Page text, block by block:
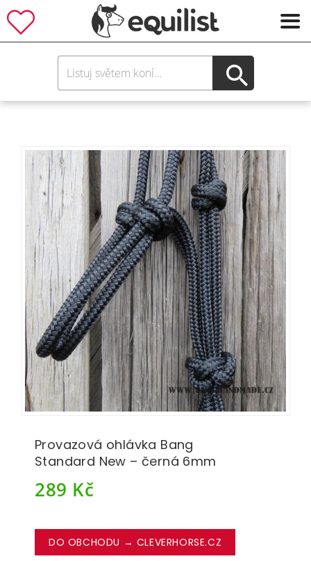
Provazová ohlávka Bang
Standard New – černá 6mm
289 Kč
DO OBCHODU → CLEVERHORSE.CZ